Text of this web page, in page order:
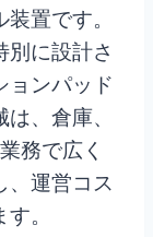
置です。
別に設計さ
ョンパッド
、倉庫、
務で広く
、運営コス
。